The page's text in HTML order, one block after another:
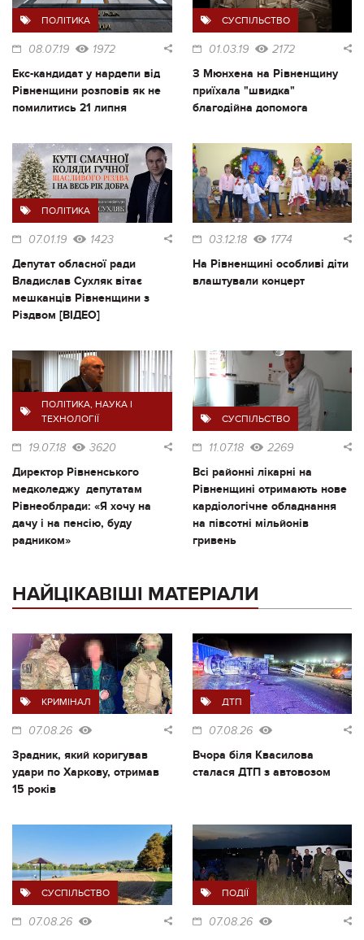
ПОЛІТИКА
08.07.19 1972
Екс-кандидат у нардепи від
Рівненщини розповів як не
помилитись 21 липня
СУСПІЛЬСТВО
01.03.19 2172
З Мюнхена на Рівненщину
приїхала "швидка"
благодійна допомога
ПОЛІТИКА
07.01.19 1423
Депутат обласної ради
Владислав Сухляк вітає
мешканців Рівненщини з
Різдвом [ВІДЕО]
03.12.18 1774
На Рівненщині особливі діти
влаштували концерт
ПОЛІТИКА, НАУКА І
ТЕХНОЛОГІЇ
19.07.18 3620
Директор Рівненського
медколеджу депутатам
Рівнеоблради: «Я хочу на
дачу і на пенсію, буду
радником»
СУСПІЛЬСТВО
11.07.18 2269
Всі районні лікарні на
Рівненщині отримають нове
кардіологічне обладнання
на півсотні мільйонів
гривень
НАЙЦІКАВІШІ МАТЕРІАЛИ
КРИМІНАЛ
07.08.26
Зрадник, який коригував
удари по Харкову, отримав
15 років
ДТП
07.08.26
Вчора біля Квасилова
сталася ДТП з автовозом
СУСПІЛЬСТВО
07.08.26
ПОДІЇ
07.08.26